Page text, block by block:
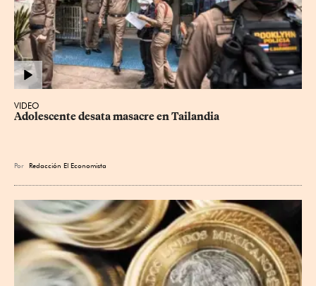
VIDEO
Adolescente desata masacre en Tailandia
Por Redacción El Economista